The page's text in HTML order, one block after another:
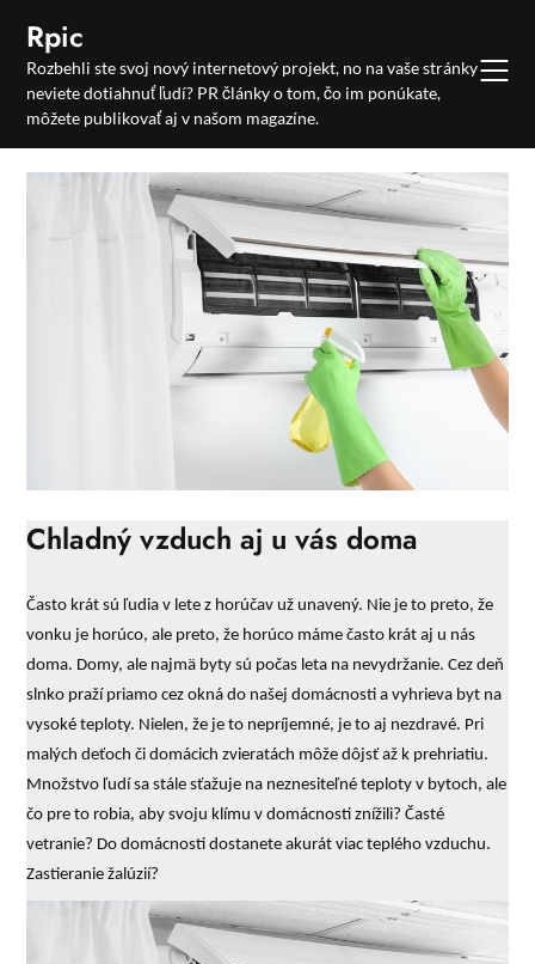
content
Rpic
Rozbehli ste svoj nový internetový projekt, no na vaše stránky
neviete dotiahnuť ľudí? PR články o tom, čo im ponúkate,
môžete publikovať aj v našom magazíne.
Chladný vzduch aj u vás doma
Často krát sú ľudia v lete z horúčav už unavený. Nie je to preto, že
vonku je horúco, ale preto, že horúco máme často krát aj u nás
doma. Domy, ale najmä byty sú počas leta na nevydržanie. Cez deň
slnko praží priamo cez okná do našej domácnosti a vyhrieva byt na
vysoké teploty. Nielen, že je to nepríjemné, je to aj nezdravé. Pri
malých deťoch či domácich zvieratách môže dôjsť až k prehriatiu.
Množstvo ľudí sa stále sťažuje na neznesiteľné teploty v bytoch, ale
čo pre to robia, aby svoju klímu v domácnosti znížili? Časté
vetranie? Do domácnosti dostanete akurát viac teplého vzduchu.
Zastieranie žalúzií?